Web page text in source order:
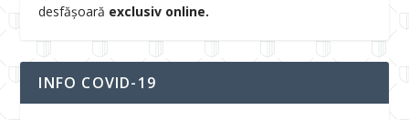
desfășoară exclusiv online.
INFO COVID-19